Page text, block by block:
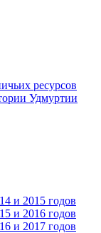
ресурсов
Удмуртии
и 2015 годов
и 2016 годов
и 2017 годов